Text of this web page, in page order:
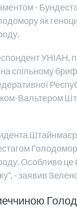
-
як
УНІАН,
спільному
Вальтером
Особливо
- заявив